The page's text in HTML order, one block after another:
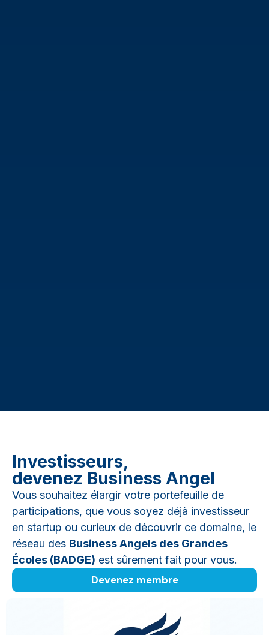
Investisseurs,
devenez Business Angel
Vous souhaitez élargir votre portefeuille de
participations, que vous soyez déjà investisseur
en startup ou curieux de découvrir ce domaine, le
réseau des Business Angels des Grandes
Écoles (BADGE) est sûrement fait pour vous.
Devenez membre